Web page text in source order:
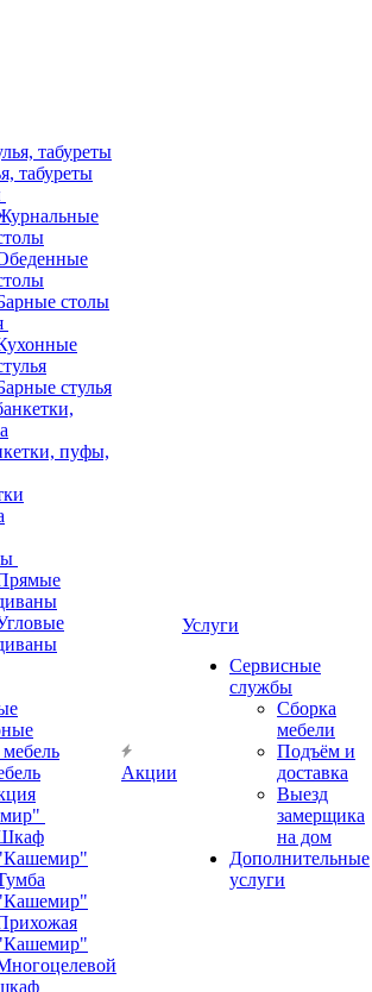
табуреты
столы
стулья
пуфы,
Акции
Услуги
Сервисные
службы
Сборка
мебели
Подъём и
доставка
Выезд
замерщика
на дом
Дополнительные
услуги